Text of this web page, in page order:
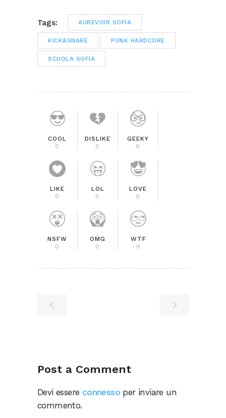
Tags: AUREVOIR SOFIA
KICK&SNARE PUNK HARDCORE
SCUOLA SOFIA
COOL
0
DISLIKE
0
GEEKY
0
LIKE
0
LOL
0
LOVE
0
NSFW
0
OMG
0
WTF
0
Post a Comment
Devi essere connesso per inviare un
commento.